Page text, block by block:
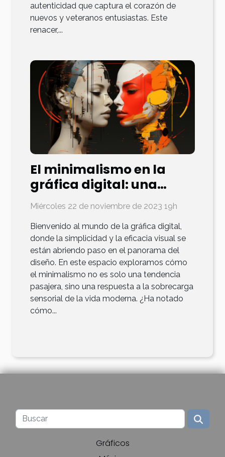
autenticidad que captura el corazón de
nuevos y veteranos entusiastas. Este
renacer,...
El minimalismo en la
gráfica digital: una
nueva tendencia
Miércoles 22 de noviembre de 2023 19h
Bienvenido al mundo de la gráfica digital,
donde la simplicidad y la eficacia visual se
están abriendo paso en el panorama del
diseño. En este espacio exploramos cómo
el minimalismo no es solo una tendencia
pasajera, sino una respuesta a la sobrecarga
sensorial de la vida moderna. ¿Ha notado
cómo...
Gráficos